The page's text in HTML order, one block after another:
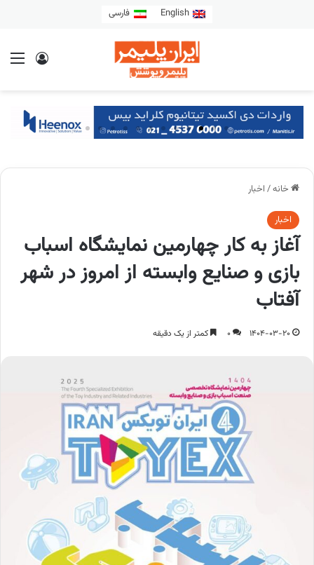
English فارسی
خانه/ اخبار
اخبار
آغاز به کار چهارمین نمایشگاه اسباب
بازی و صنایع وابسته از امروز در شهر
آفتاب
1404-03-20
0 کمتر از یک دقیقه